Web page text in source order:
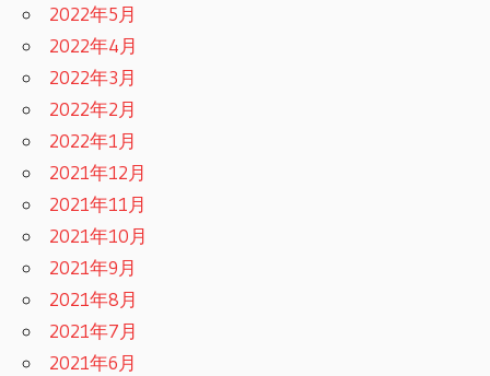
2022年5月
2022年4月
2022年3月
2022年2月
2022年1月
2021年12月
2021年11月
2021年10月
2021年9月
2021年8月
2021年7月
2021年6月